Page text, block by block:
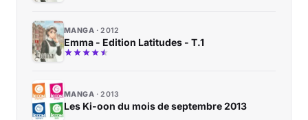
MANGA 2012
Emma - Edition Latitudes - T.1
MANGA 2013
Les Ki-oon du mois de septembre 2013